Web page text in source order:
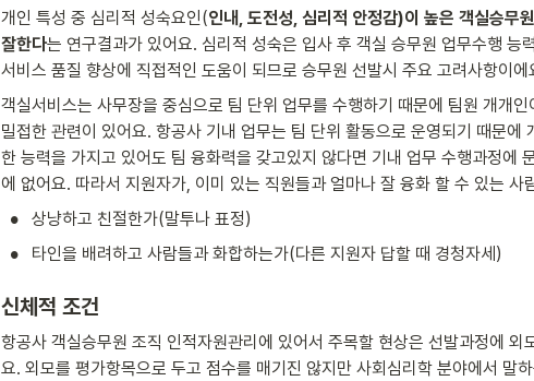
개인 특성 중 심리적 성숙요인(인내, 도전성, 심리적 안정감)이 높은 객실승무
잘한다는 연구결과가 있어요. 심리적 성숙은 입사 후 객실 승무원 업무수행 능
서비스 품질 향상에 직접적인 도움이 되므로 승무원 선발시 주요 고려사항이에
객실서비스는 사무장을 중심으로 팀 단위 업무를 수행하기 때문에 팀원 개개
밀접한 관련이 있어요. 항공사 기내 업무는 팀 단위 활동으로 운영되기 때문에
한 능력을 가지고 있어도 팀 융화력을 갖고있지 않다면 기내 업무 수행과정에
에 없어요. 따라서 지원자가, 이미 있는 직원들과 얼마나 잘 융화 할 수 있는 사
• 상냥하고 친절한가(말투나 표정)
• 타인을 배려하고 사람들과 화합하는가(다른 지원자 답할 때 경청자세)
신체적 조건
항공사 객실승무원 조직 인적자원관리에 있어서 주목할 현상은 선발과정에 외
요. 외모를 평가항목으로 두고 점수를 매기진 않지만 사회심리학 분야에서 말